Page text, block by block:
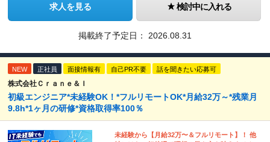
求人を見る 検討中に入れる
掲載終了予定日： 2026.08.31
NEW 正社員 面接情報有 自己PR不要 話を聞きたい応募可
株式会社Ｃｒａｎｅ＆Ｉ
初級エンジニア*未経験OK！*フルリモートOK*月給32万～*残業月
9.8h*1ヶ月の研修*資格取得率100％
未経験から【月給32万〜＆フルリモート】！ 他